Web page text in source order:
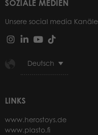
SOZIALE MEDIEN
Unsere social media Kanäle
Deutsch
LINKS
www.herostoys.de
www.plasto.fi